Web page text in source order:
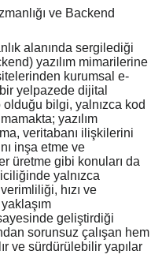
ve Backend
alanında sergilediği
yazılım mimarilerine
kurumsal e-
yelpazede dijital
bilgi, yalnızca kod
yazılım
veritabanı ilişkilerini
inşa etme ve
üretme gibi konuları da
yalnızca
hızı ve
geliştirdiği
sorunsuz çalışan hem
ve sürdürülebilir yapılar